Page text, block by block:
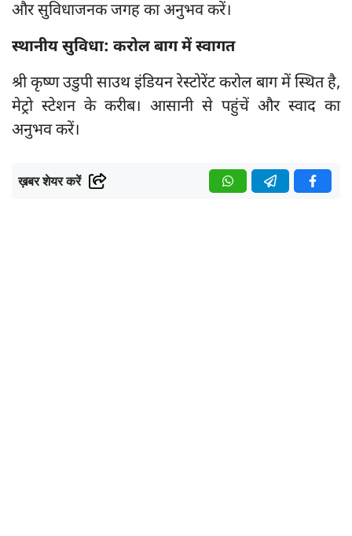
और सुविधाजनक जगह का अनुभव करें।
स्थानीय सुविधा: करोल बाग में स्वागत
श्री कृष्ण उडुपी साउथ इंडियन रेस्टोरेंट करोल बाग में स्थित है,
मेट्रो स्टेशन के करीब। आसानी से पहुंचें और स्वाद का
अनुभव करें।
ख़बर शेयर करें